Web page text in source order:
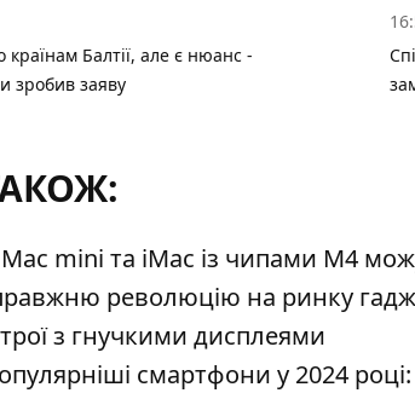
країнам Балтії, але є нюанс -
зробив заяву
mini та iMac із чипами M4
революцію на ринку
з гнучкими дисплеями
смартфони у 2024